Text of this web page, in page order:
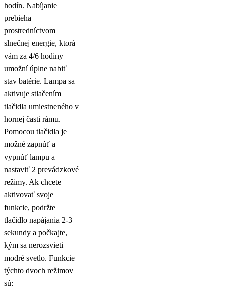
hodín. Nabíjanie
prebieha
prostredníctvom
slnečnej energie, ktorá
vám za 4/6 hodiny
umožní úplne nabiť
stav batérie. Lampa sa
aktivuje stlačením
tlačidla umiestneného v
hornej časti rámu.
Pomocou tlačidla je
možné zapnúť a
vypnúť lampu a
nastaviť 2 prevádzkové
režimy. Ak chcete
aktivovať svoje
funkcie, podržte
tlačidlo napájania 2-3
sekundy a počkajte,
kým sa nerozsvieti
modré svetlo. Funkcie
týchto dvoch režimov
sú: